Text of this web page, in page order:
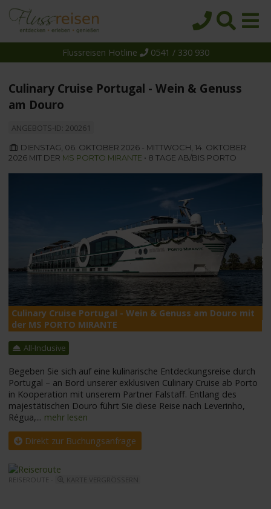
Reiseziele
Reedereien
Flussreisen Hotline 0541 / 330 930
Culinary Cruise Portugal - Wein & Genuss
am Douro
ANGEBOTS-ID: 200261
DIENSTAG, 06. OKTOBER 2026 - MITTWOCH, 14. OKTOBER
2026 MIT DER MS PORTO MIRANTE • 8 TAGE AB/BIS PORTO
Culinary Cruise Portugal - Wein & Genuss am Douro mit
der MS PORTO MIRANTE
All-Inclusive
Begeben Sie sich auf eine kulinarische Entdeckungsreise durch
Portugal – an Bord unserer exklusiven Culinary Cruise ab Porto
in Kooperation mit unserem Partner Falstaff. Entlang des
majestätischen Douro führt Sie diese Reise nach Leverinho,
Régua,... mehr lesen
Direkt zur Buchungsanfrage
REISEROUTE -